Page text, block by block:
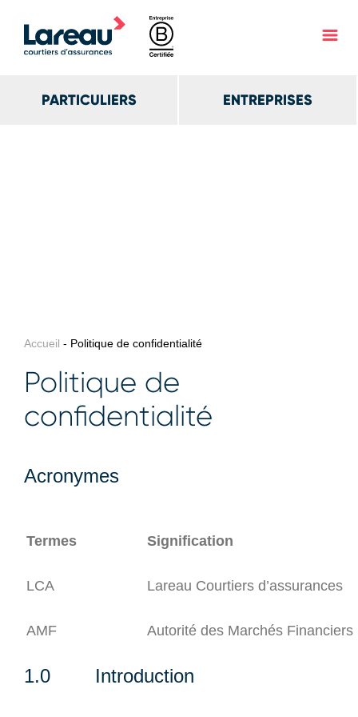
PARTICULIERS ENTREPRISES
Accueil - Politique de confidentialité
Politique de
confidentialité
Acronymes
Termes Signification
LCA Lareau Courtiers d’assurances
AMF Autorité des Marchés Financiers
1.0 Introduction